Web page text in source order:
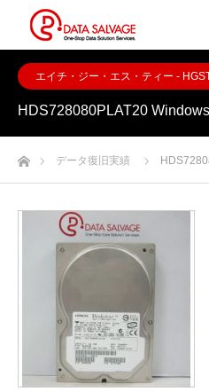
エイチ・ジー・エス・ティー -
HDS728080PLAT20
ホームデータ復旧実績